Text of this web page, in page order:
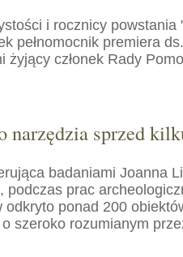
i rocznicy powstania
pełnomocnik premiera
żyjący członek Rady
narzędzia sprzed
badaniami Joanna
podczas prac
odkryto ponad 200
szeroko rozumianym